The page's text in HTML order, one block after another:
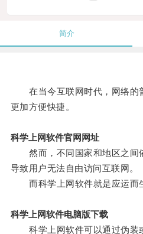
简介
在当今互联网时代，网络的
更加方便快捷。
科学上网软件官网网址
然而，不同国家和地区之间
导致用户无法自由访问互联网。
而科学上网软件就是应运而
科学上网软件电脑版下载
科学上网软件可以通过伪装